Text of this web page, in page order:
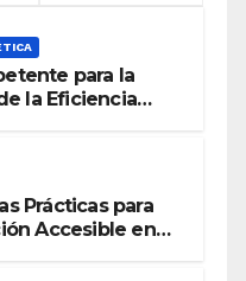
para la
la Eficiencia
Prácticas para
Accesible en